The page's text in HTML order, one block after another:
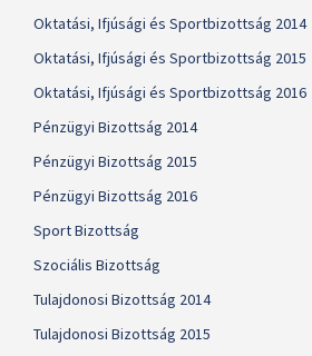
Oktatási, Ifjúsági és Sportbizottság 2014
Oktatási, Ifjúsági és Sportbizottság 2015
Oktatási, Ifjúsági és Sportbizottság 2016
Pénzügyi Bizottság 2014
Pénzügyi Bizottság 2015
Pénzügyi Bizottság 2016
Sport Bizottság
Szociális Bizottság
Tulajdonosi Bizottság 2014
Tulajdonosi Bizottság 2015